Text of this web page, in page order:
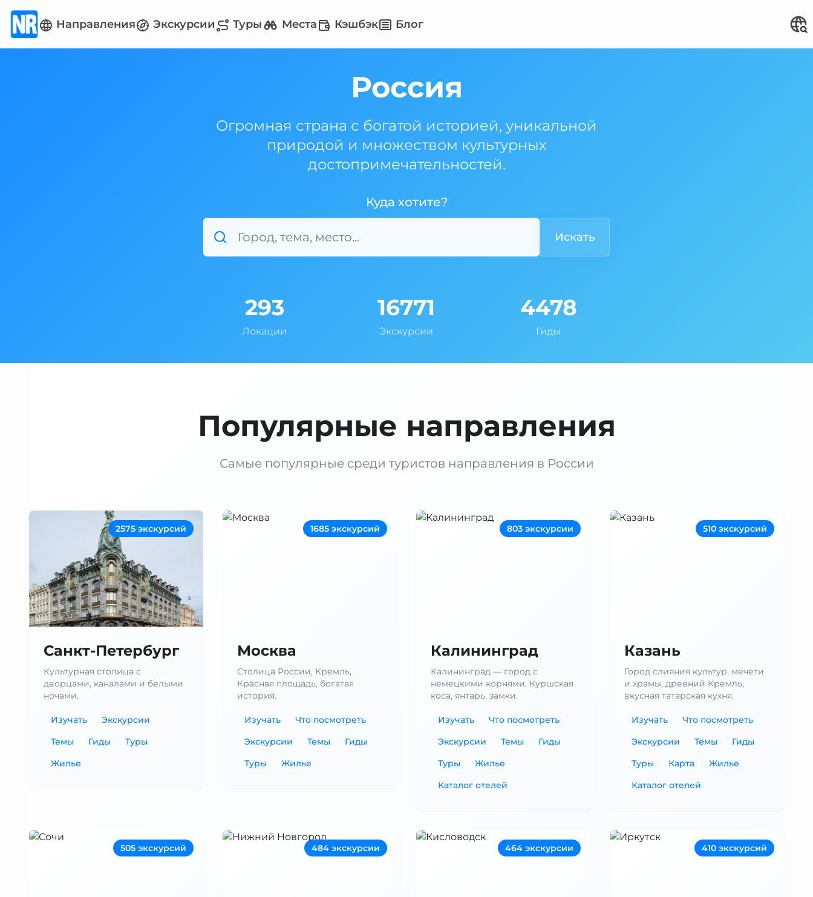
Направления Экскурсии Туры Места Кэшбэк Блог
Россия
Огромная страна с богатой историей, уникальной
природой и множеством культурных
достопримечательностей.
Куда хотите?
Искать
293
Локации
16771
Экскурсии
4478
Гиды
Популярные направления
Самые популярные среди туристов направления в России
2575 экскурсий
Санкт-Петербург
Культурная столица с
дворцами, каналами и белыми
ночами.
Изучать
Экскурсии
Темы
Гиды
Туры
Жилье
1685 экскурсий
Москва
Столица России, Кремль,
Красная площадь, богатая
история.
Изучать
Что посмотреть
Экскурсии
Темы
Гиды
Туры
Жилье
803 экскурсии
Калининград
Калининград — город с
немецкими корнями, Куршская
коса, янтарь, замки.
Изучать
Что посмотреть
Экскурсии
Темы
Гиды
Туры
Жилье
Каталог отелей
510 экскурсий
Казань
Город слияния культур, мечети
и храмы, древний Кремль,
вкусная татарская кухня.
Изучать
Что посмотреть
Экскурсии
Темы
Гиды
Туры
Карта
Жилье
Каталог отелей
505 экскурсий 484 экскурсии 464 экскурсии 410 экскурсий